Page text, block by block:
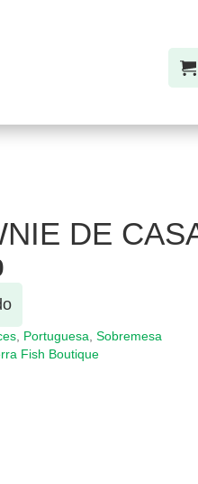
DE
Portuguesa Sobremesa
Fish Boutique